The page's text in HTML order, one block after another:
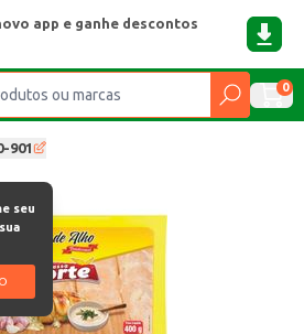
app e ganhe descontos
0
901
seu